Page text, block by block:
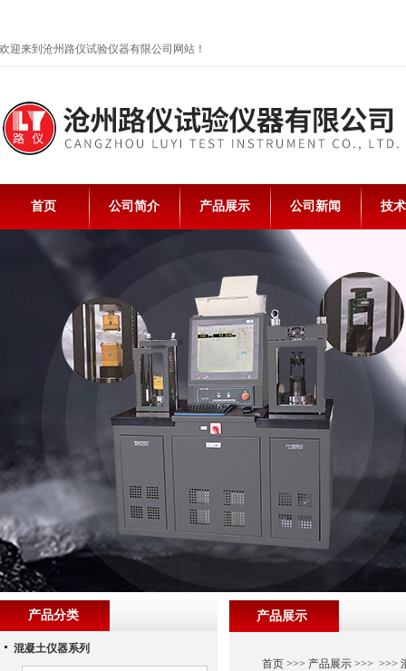
欢迎来到沧州路仪试验仪器有限公司网站！
首页 公司简介 产品展示 公司新闻 技
产品展示
首页>>> 产品展示>>> >>>
产品分类
混凝土仪器系列